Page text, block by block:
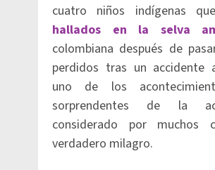
cuatro niños indígenas
hallados en la selva
colombiana después de
perdidos tras un accidente
uno de los
sorprendentes de la
considerado por muchos
verdadero milagro.